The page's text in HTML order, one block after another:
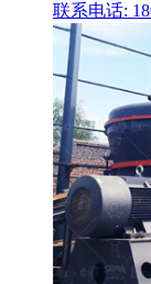
联系电话: